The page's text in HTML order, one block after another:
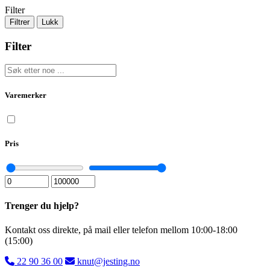
Filter
Filtrer Lukk
Filter
Varemerker
Pris
Trenger du hjelp?
Kontakt oss direkte, på mail eller telefon mellom 10:00-18:00
(15:00)
22 90 36 00
knut@jesting.no